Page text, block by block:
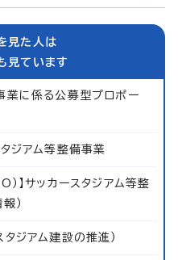
見た人は
見ています
業に係る公募型プロポー
タジアム等整備事業
）】サッカースタジアム等整
）
ジアム建設の推進）